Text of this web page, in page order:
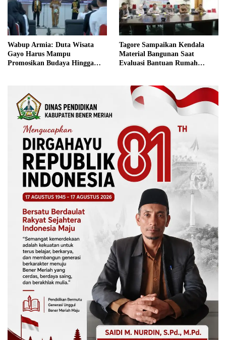
Wabup Armia: Duta Wisata
Gayo Harus Mampu
Promosikan Budaya Hingga
Tagore Sampaikan Kendala
Material Bangunan Saat
Evaluasi Bantuan Rumah